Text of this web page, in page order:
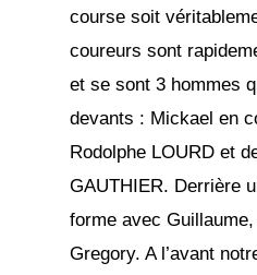
course soit
coureurs sont
et se sont 3 hommes
devants : Mickael en
Rodolphe LOURD et
GAUTHIER. Derrière
forme avec
Gregory. A l’avant